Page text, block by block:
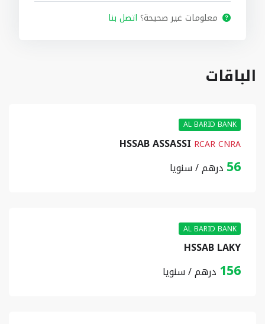
معلومات غير صحيحة؟ اتصل بنا
الباقات
AL BARID BANK
HSSAB ASSASSI RCAR CNRA
56 درهم / سنويا
AL BARID BANK
HSSAB LAKY
156 درهم / سنويا